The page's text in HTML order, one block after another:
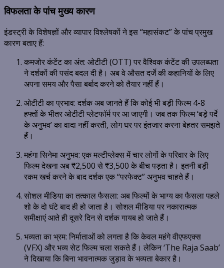
विफलता के पांच मुख्य कारण
इंडस्ट्री के विशेषज्ञों और व्यापार विश्लेषकों ने इस “महासंकट” के पांच प्रमुख
कारण बताए हैं:
कमजोर कंटेंट का अंत: ओटीटी (OTT) पर वैश्विक कंटेंट की उपलब्धता
ने दर्शकों की पसंद बदल दी है। अब वे औसत दर्जे की कहानियों के लिए
अपना समय और पैसा बर्बाद करने को तैयार नहीं हैं।
ओटीटी का प्रभाव: दर्शक अब जानते हैं कि कोई भी बड़ी फिल्म 4-8
हफ्तों के भीतर ओटीटी प्लेटफॉर्म पर आ जाएगी। जब तक फिल्म ‘बड़े पर्दे
के अनुभव’ का वादा नहीं करती, लोग घर पर इंतजार करना बेहतर समझते
हैं।
महंगा सिनेमा अनुभव: एक मल्टीप्लेक्स में चार लोगों के परिवार के लिए
फिल्म देखना अब ₹2,500 से ₹3,500 के बीच पड़ता है। इतनी बड़ी
रकम खर्च करने के बाद दर्शक एक “परफेक्ट” अनुभव चाहते हैं।
सोशल मीडिया का तत्काल फैसला: अब फिल्मों के भाग्य का फैसला पहले
शो के दो घंटे बाद ही हो जाता है। सोशल मीडिया पर नकारात्मक
समीक्षाएं आते ही दूसरे दिन से दर्शक गायब हो जाते हैं।
भव्यता का भ्रम: निर्माताओं को लगता है कि केवल महंगे वीएफएक्स
(VFX) और भव्य सेट फिल्म चला सकते हैं। लेकिन ‘The Raja Saab’
ने दिखाया कि बिना भावनात्मक जुड़ाव के भव्यता बेकार है।